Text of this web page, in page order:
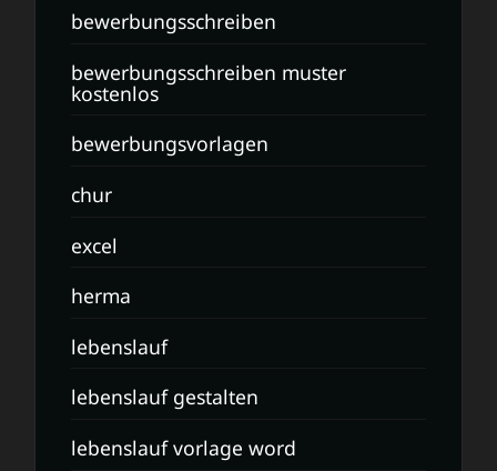
bewerbungsschreiben
bewerbungsschreiben muster
kostenlos
bewerbungsvorlagen
chur
excel
herma
lebenslauf
lebenslauf gestalten
lebenslauf vorlage word